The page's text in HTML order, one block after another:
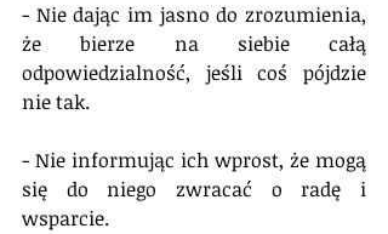
- Nie dając im jasno do zrozumienia,
że bierze na siebie całą
odpowiedzialność, jeśli coś pójdzie
nie tak.
- Nie informując ich wprost, że mogą
się do niego zwracać o radę i
wsparcie.